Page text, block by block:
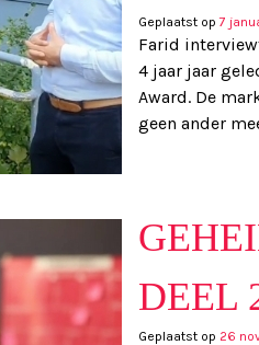
Geplaatst op7
Farid
4 jaar jaar
Award. De
geen ander
DEEL
Geplaatst op 26